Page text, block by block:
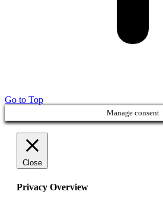
Go to Top
Manage consent
Close
Privacy Overview